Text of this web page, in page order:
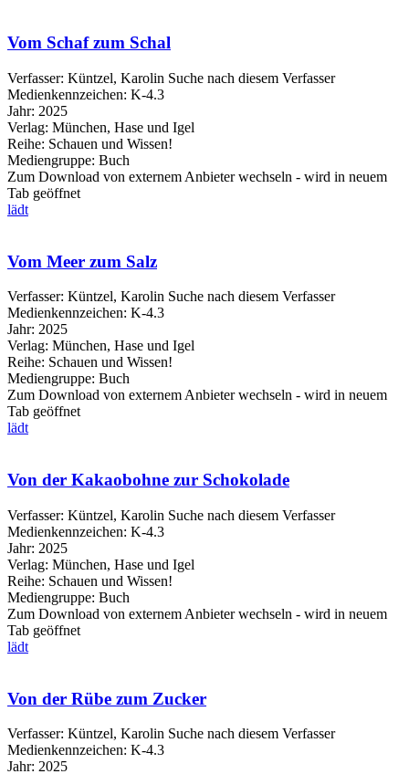
Vom Schaf zum Schal
Verfasser: Küntzel, Karolin Suche nach diesem Verfasser
Medienkennzeichen: K-4.3
Jahr: 2025
Verlag: München, Hase und Igel
Reihe: Schauen und Wissen!
Mediengruppe: Buch
Zum Download von externem Anbieter wechseln - wird in neuem
Tab geöffnet
lädt
Vom Meer zum Salz
Verfasser: Küntzel, Karolin Suche nach diesem Verfasser
Medienkennzeichen: K-4.3
Jahr: 2025
Verlag: München, Hase und Igel
Reihe: Schauen und Wissen!
Mediengruppe: Buch
Zum Download von externem Anbieter wechseln - wird in neuem
Tab geöffnet
lädt
Von der Kakaobohne zur Schokolade
Verfasser: Küntzel, Karolin Suche nach diesem Verfasser
Medienkennzeichen: K-4.3
Jahr: 2025
Verlag: München, Hase und Igel
Reihe: Schauen und Wissen!
Mediengruppe: Buch
Zum Download von externem Anbieter wechseln - wird in neuem
Tab geöffnet
lädt
Von der Rübe zum Zucker
Verfasser: Küntzel, Karolin Suche nach diesem Verfasser
Medienkennzeichen: K-4.3
Jahr: 2025